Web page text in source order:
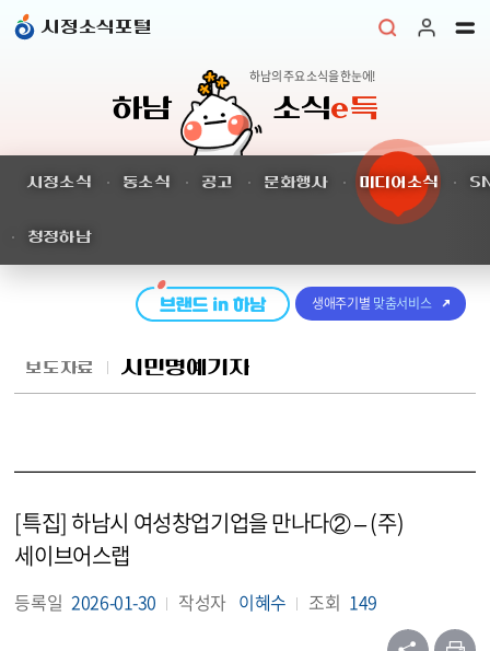
시정소식포털
하남 소식e득
하남의 주요 소식을 한눈에!
시정소식 동소식 공고 문화행사 미디어소식
청정하남
생애주기별 맞춤서비스
보도자료 시민명예기자
[특집] 하남시 여성창업기업을 만나다② – (주)
세이브어스랩
등록일 2026-01-30 작성자 이혜수 조회 149